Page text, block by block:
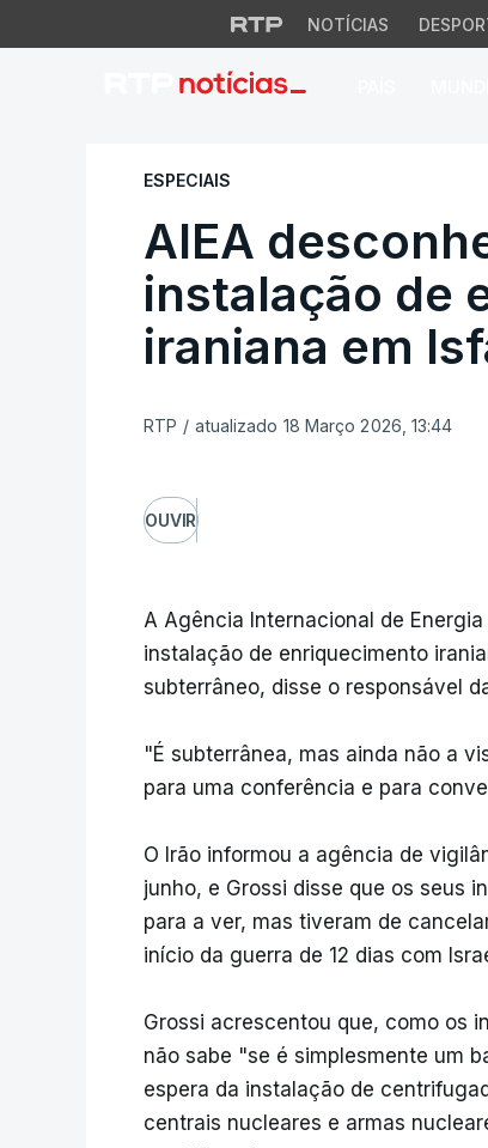
NOTÍCIAS
AIEA
ESPECIAIS
AIEA
instalação de
iraniana em
RTP / atualizado 18 Março 2026, 13:44
OUVIR
A Agência Internacional de
instalação de enriquecimento
subterrâneo, disse o responsável
"É subterrânea, mas ainda não a
para uma conferência e para
O Irão informou a agência de
junho, e Grossi disse que os seus
para a ver, mas tiveram de
início da guerra de 12 dias com
Grossi acrescentou que, como os
não sabe "se é simplesmente um
espera da instalação de
centrais nucleares e armas